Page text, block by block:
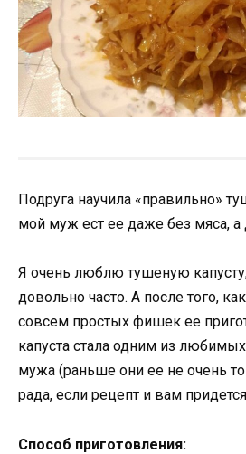
Подруга научила «правильно»
мой муж ест ее даже без мяса, а
Я очень люблю тушеную
довольно часто. А после того,
совсем простых фишек ее
капуста стала одним из
мужа (раньше они ее не очень
рада, если рецепт и вам
Способ приготовления: